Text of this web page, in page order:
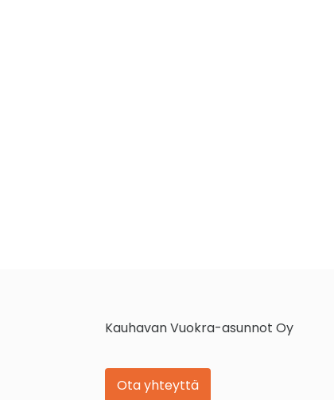
Kauhavan Vuokra-asunnot Oy
Ota yhteyttä